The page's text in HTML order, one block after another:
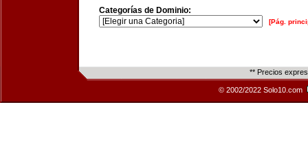
Categorías de Dominio:
[Pág.
** Precios
© 2002/2022 Solo10.com